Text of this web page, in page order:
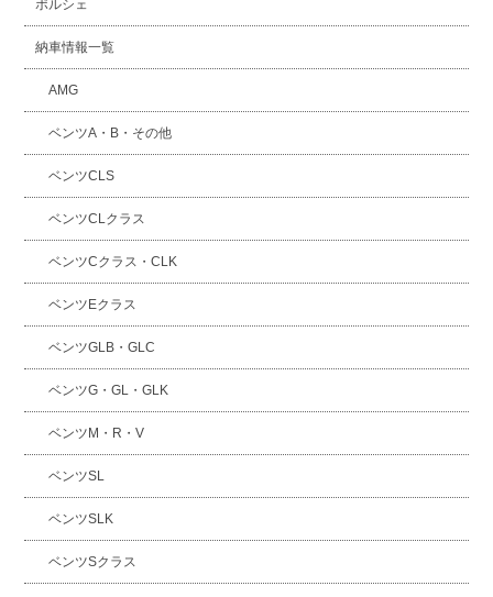
ポルシェ
納車情報一覧
AMG
ベンツA・B・その他
ベンツCLS
ベンツCLクラス
ベンツCクラス・CLK
ベンツEクラス
ベンツGLB・GLC
ベンツG・GL・GLK
ベンツM・R・V
ベンツSL
ベンツSLK
ベンツSクラス